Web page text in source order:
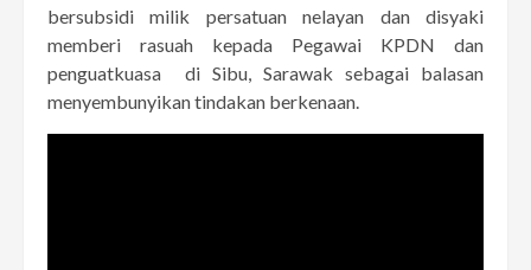
bersubsidi milik persatuan nelayan dan disyaki
memberi rasuah kepada Pegawai KPDN dan
penguatkuasa di Sibu, Sarawak sebagai balasan
menyembunyikan tindakan berkenaan.